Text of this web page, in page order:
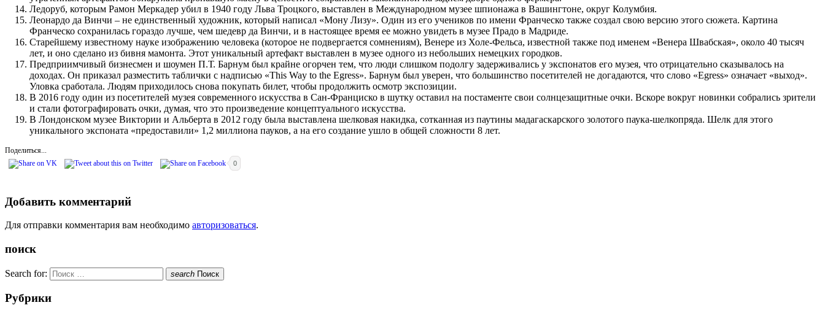
Ледоруб, которым Рамон Меркадер убил в 1940 году Льва Троцкого, выставлен в Международном музее шпионажа в Вашингтоне, округ Колумбия.
Леонардо да Винчи – не единственный художник, который написал «Мону Лизу». Один из его учеников по имени Франческо также создал свою версию этого сюжета. Картина
Франческо сохранилась гораздо лучше, чем шедевр да Винчи, и в настоящее время ее можно увидеть в музее Прадо в Мадриде.
Старейшему известному науке изображению человека (которое не подвергается сомнениям), Венере из Холе-Фельса, известной также под именем «Венера Швабская», около 40 тысяч
лет, и оно сделано из бивня мамонта. Этот уникальный артефакт выставлен в музее одного из небольших немецких городков.
Предприимчивый бизнесмен и шоумен П.Т. Барнум был крайне огорчен тем, что люди слишком подолгу задерживались у экспонатов его музея, что отрицательно сказывалось на
доходах. Он приказал разместить таблички с надписью «This Way to the Egress». Барнум был уверен, что большинство посетителей не догадаются, что слово «Egress» означает «выход».
Уловка сработала. Людям приходилось снова покупать билет, чтобы продолжить осмотр экспозиции.
В 2016 году один из посетителей музея современного искусства в Сан-Франциско в шутку оставил на постаменте свои солнцезащитные очки. Вскоре вокруг новинки собрались зрители
и стали фотографировать очки, думая, что это произведение концептуального искусства.
В Лондонском музее Виктории и Альберта в 2012 году была выставлена шелковая накидка, сотканная из паутины мадагаскарского золотого паука-шелкопряда. Шелк для этого
уникального экспоната «предоставили» 1,2 миллиона пауков, а на его создание ушло в общей сложности 8 лет.
Поделиться...
0
Добавить комментарий
Для отправки комментария вам необходимо авторизоваться.
поиск
Search for: search Поиск
Рубрики